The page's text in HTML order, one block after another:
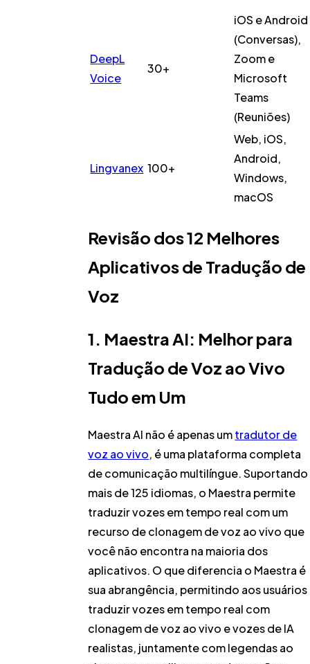
DeepL
Voice
30+
iOS e Android
(Conversas),
Zoom e
Microsoft
Teams
(Reuniões)
Lingvanex 100+
Web, iOS,
Android,
Windows,
macOS
Revisão dos 12 Melhores
Aplicativos de Tradução de
Voz
1. Maestra AI: Melhor para
Tradução de Voz ao Vivo
Tudo em Um
Maestra AI não é apenas umtradutor de
voz ao vivo, é uma plataforma completa
de comunicação multilíngue. Suportando
mais de 125 idiomas, o Maestra permite
traduzir vozes em tempo real com um
recurso de clonagem de voz ao vivo que
você não encontra na maioria dos
aplicativos. O que diferencia o Maestra é
sua abrangência, permitindo aos usuários
traduzir vozes em tempo real com
clonagem de voz ao vivo e vozes de IA
realistas, juntamente com legendas ao